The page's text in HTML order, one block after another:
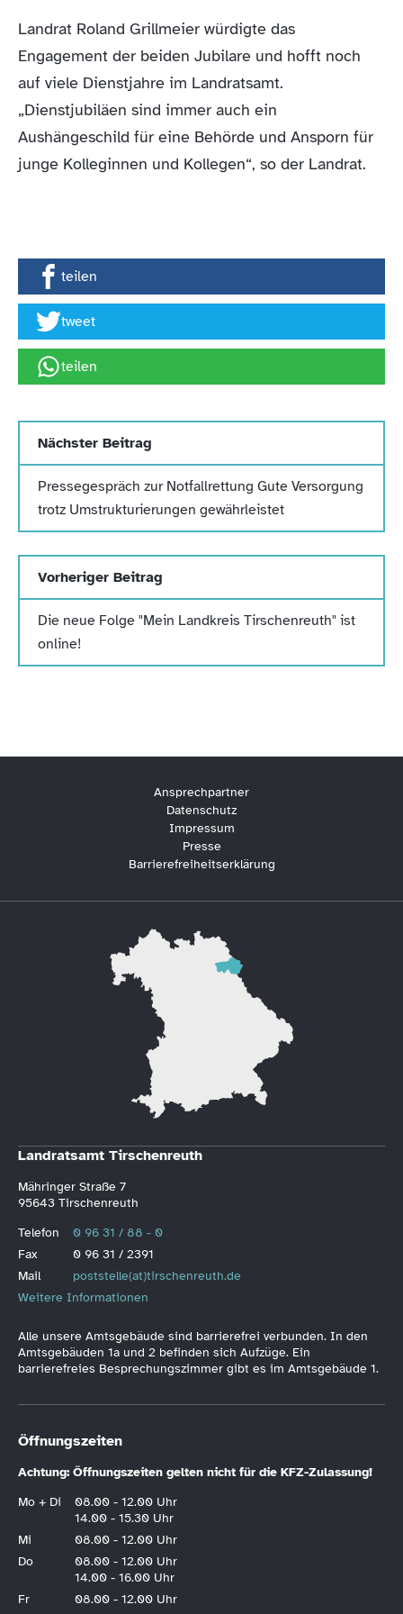
Landrat Roland Grillmeier würdigte das
Engagement der beiden Jubilare und hofft noch
auf viele Dienstjahre im Landratsamt.
„Dienstjubiläen sind immer auch ein
Aushängeschild für eine Behörde und Ansporn für
junge Kolleginnen und Kollegen“, so der Landrat.
teilen
tweet
teilen
Nächster Beitrag
Pressegespräch zur Notfallrettung Gute Versorgung
trotz Umstrukturierungen gewährleistet
Vorheriger Beitrag
Die neue Folge "Mein Landkreis Tirschenreuth" ist
online!
Ansprechpartner
Datenschutz
Impressum
Presse
Barrierefreiheitserklärung
Landratsamt Tirschenreuth
Mähringer Straße 7
95643 Tirschenreuth
Telefon
0 96 31 / 88 - 0
Fax
0 96 31 / 2391
Mail
poststelle(at)tirschenreuth.de
Weitere Informationen
Alle unsere Amtsgebäude sind barrierefrei verbunden. In den
Amtsgebäuden 1a und 2 befinden sich Aufzüge. Ein
barrierefreies Besprechungszimmer gibt es im Amtsgebäude 1.
Öffnungszeiten
Achtung: Öffnungszeiten gelten nicht für die KFZ-Zulassung!
Mo + Di
08.00 - 12.00 Uhr
14.00 - 15.30 Uhr
Mi
08.00 - 12.00 Uhr
Do
08.00 - 12.00 Uhr
14.00 - 16.00 Uhr
Fr
08.00 - 12.00 Uhr